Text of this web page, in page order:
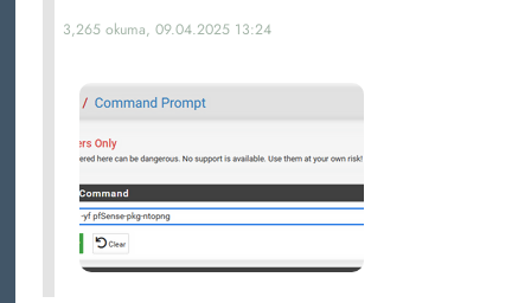
3,265 okuma, 09.04.2025 13:24